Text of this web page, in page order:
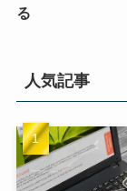
る
人気記事